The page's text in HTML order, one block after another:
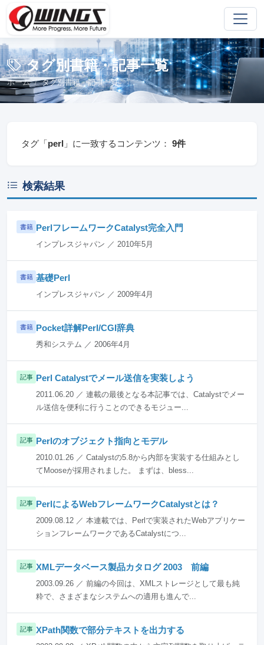
タグ別書籍・記事一覧
ホーム タグ別書籍・記事一覧
タグ「perl 」に一致するコンテンツ： 9件
検索結果
書籍 PerlフレームワークCatalyst完全入門
インプレスジャパン ／ 2010年5月
書籍 基礎Perl
インプレスジャパン ／ 2009年4月
書籍 Pocket詳解Perl/CGI辞典
秀和システム ／ 2006年4月
記事 Perl Catalystでメール送信を実装しよう
2011.06.20 ／ 連載の最後となる本記事では、Catalystでメー
ル送信を便利に行うことのできるモジュー...
記事 Perlのオブジェクト指向とモデル
2010.01.26 ／ Catalystの5.8から内部を実装する仕組みとし
てMooseが採用されました。 まずは、bless...
記事 PerlによるWebフレームワークCatalystとは？
2009.08.12 ／ 本連載では、Perlで実装されたWebアプリケー
ションフレームワークであるCatalystにつ...
記事 XMLデータベース製品カタログ 2003 前編
2003.09.26 ／ 前編の今回は、XMLストレージとして最も純
粋で、さまざまなシステムへの適用も進んで...
記事 XPath関数で部分テキストを出力する